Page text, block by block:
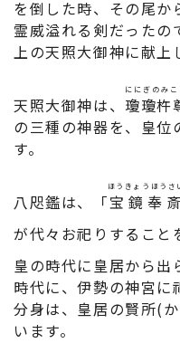
を倒した時、その尾か
霊威溢れる剣だったの
上の天照大御神に献上
天照大御神は、 瓊瓊杵
ににぎのみこ
の三種の神器を、皇位
す。
八咫鑑は、「宝鏡奉斎
ほうきょうほうさ
が代々お祀りすること
皇の時代に皇居から出
時代に、伊勢の神宮に
分身は、皇居の賢所(
います。